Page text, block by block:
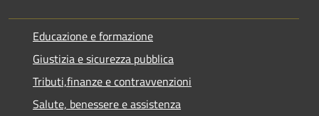
Educazione e formazione
Giustizia e sicurezza pubblica
Tributi,finanze e contravvenzioni
Salute, benessere e assistenza